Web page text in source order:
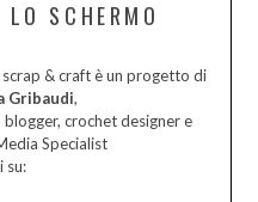
SCHERMO
scrap & craft è un progetto di
Gribaudi,
blogger, crochet designer e
Specialist
su: